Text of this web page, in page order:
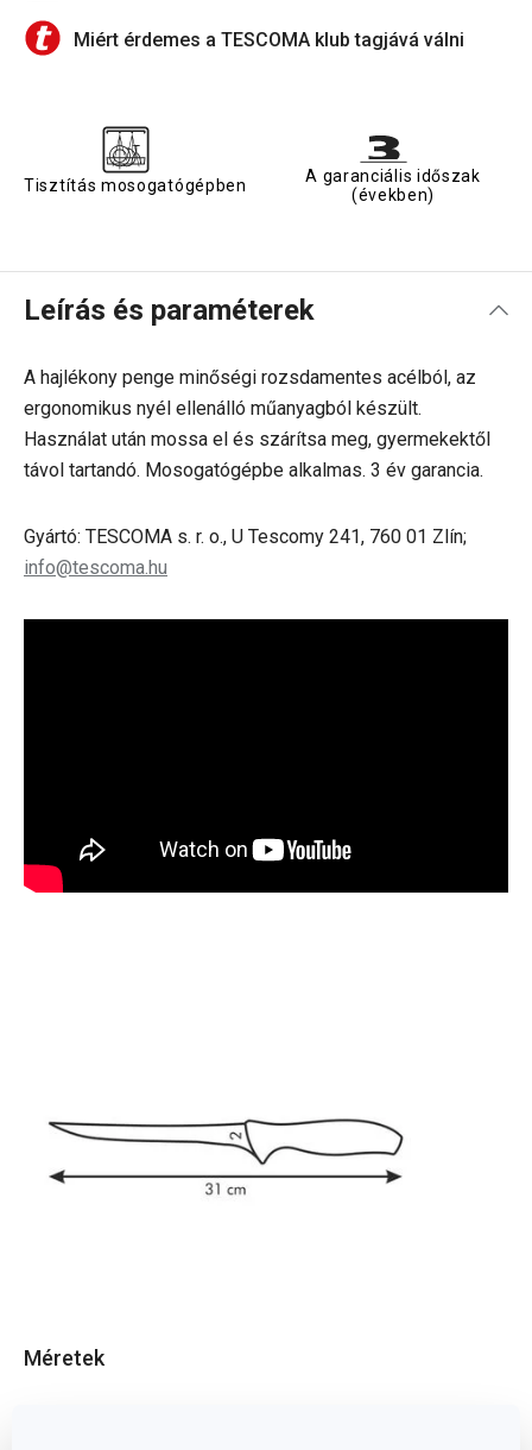
Miért érdemes a TESCOMA klub tagjává válni
Tisztítás mosogatógépben
A garanciális időszak
(években)
Leírás és paraméterek
A hajlékony penge minőségi rozsdamentes acélból, az
ergonomikus nyél ellenálló műanyagból készült.
Használat után mossa el és szárítsa meg, gyermekektől
távol tartandó. Mosogatógépbe alkalmas. 3 év garancia.
Gyártó: TESCOMA s. r. o., U Tescomy 241, 760 01 Zlín;
info@tescoma.hu
Méretek